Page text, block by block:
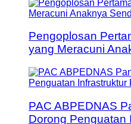
Pengoplosan
yang Meracuni
PAC ABPEDNAS
Dorong Penguatan